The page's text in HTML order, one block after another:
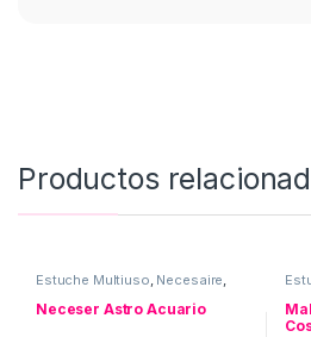
Productos
Estuche Multiuso Necesaire
Uso personal
Neceser Astro Acuario